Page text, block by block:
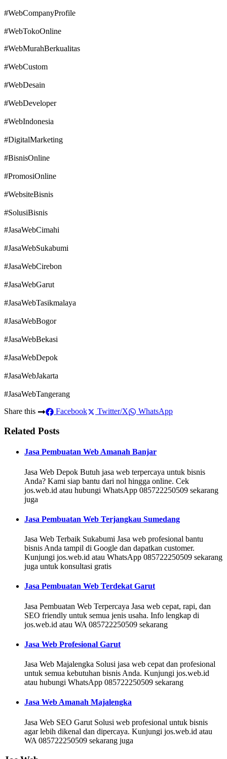
#WebCompanyProfile
#WebTokoOnline
#WebMurahBerkualitas
#WebCustom
#WebDesain
#WebDeveloper
#WebIndonesia
#DigitalMarketing
#BisnisOnline
#PromosiOnline
#WebsiteBisnis
#SolusiBisnis
#JasaWebCimahi
#JasaWebSukabumi
#JasaWebCirebon
#JasaWebGarut
#JasaWebTasikmalaya
#JasaWebBogor
#JasaWebBekasi
#JasaWebDepok
#JasaWebJakarta
#JasaWebTangerang
Share this
Facebook Twitter/X WhatsApp
Related Posts
Jasa Pembuatan Web Amanah Banjar
Jasa Web Depok Butuh jasa web terpercaya untuk bisnis
Anda? Kami siap bantu dari nol hingga online. Cek
jos.web.id atau hubungi WhatsApp 085722250509 sekarang
juga
Jasa Pembuatan Web Terjangkau Sumedang
Jasa Web Terbaik Sukabumi Jasa web profesional bantu
bisnis Anda tampil di Google dan dapatkan customer.
Kunjungi jos.web.id atau WhatsApp 085722250509 sekarang
juga untuk konsultasi gratis
Jasa Pembuatan Web Terdekat Garut
Jasa Pembuatan Web Terpercaya Jasa web cepat, rapi, dan
SEO friendly untuk semua jenis usaha. Info lengkap di
jos.web.id atau WA 085722250509 sekarang
Jasa Web Profesional Garut
Jasa Web Majalengka Solusi jasa web cepat dan profesional
untuk semua kebutuhan bisnis Anda. Kunjungi jos.web.id
atau hubungi WhatsApp 085722250509 sekarang
Jasa Web Amanah Majalengka
Jasa Web SEO Garut Solusi web profesional untuk bisnis
agar lebih dikenal dan dipercaya. Kunjungi jos.web.id atau
WA 085722250509 sekarang juga